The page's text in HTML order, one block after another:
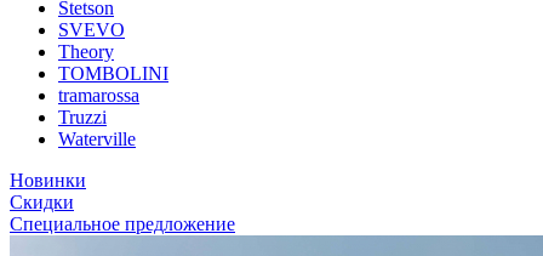
Stetson
SVEVO
Theory
TOMBOLINI
tramarossa
Truzzi
Waterville
Новинки
Скидки
Специальное предложение